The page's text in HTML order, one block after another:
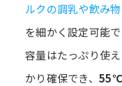
ルクの調乳や飲み
を細かく設定可能で
容量はたっぷり使え
かり確保でき、55℃